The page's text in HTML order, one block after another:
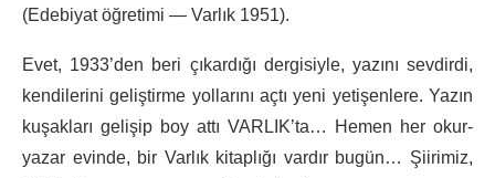
(Edebiyat öğretimi — Varlık 1951).
Evet, 1933’den beri çıkardığı dergisiyle, yazını sevdirdi,
kendilerini geliştirme yollarını açtı yeni yetişenlere. Yazın
kuşakları gelişip boy attı VARLIK’ta… Hemen her okur-
yazar evinde, bir Varlık kitaplığı vardır bugün… Şiirimiz,